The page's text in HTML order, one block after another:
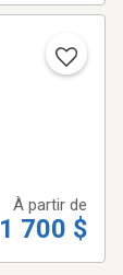
À partir de
1 700 $